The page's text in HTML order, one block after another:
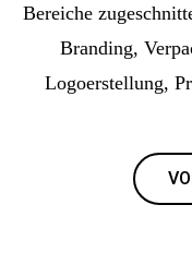
Bereiche
Branding,
Logoerstellung,